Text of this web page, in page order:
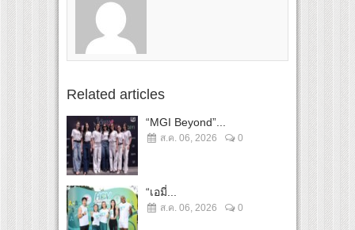
Related articles
“MGI Beyond”...
ส.ค. 06, 2026 0
“เอมี่...
ส.ค. 06, 2026 0